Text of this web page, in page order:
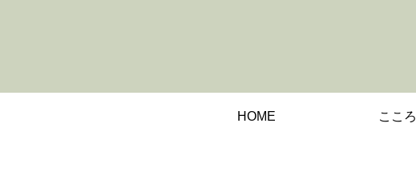
HOME こころ